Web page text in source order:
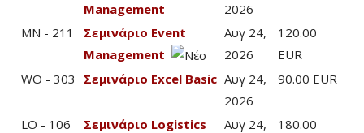
Management
2026
MN - 211
Σεμινάριο Event
Management
Αυγ 24,
2026
120.00
EUR
WO - 303
Σεμινάριο Excel Basic Αυγ 24,
2026
90.00 EUR
LO - 106
Σεμινάριο Logistics
Αυγ 24,
180.00